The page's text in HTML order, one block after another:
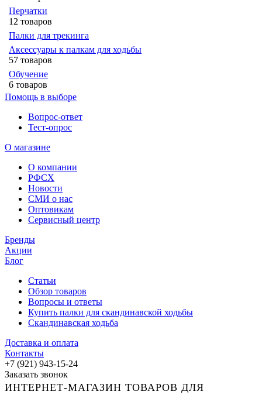
Перчатки
12 товаров
Палки для трекинга
Аксессуары к палкам для ходьбы
57 товаров
Обучение
6 товаров
Помощь в выборе
Вопрос-ответ
Тест-опрос
О магазине
О компании
РФСХ
Новости
СМИ о нас
Оптовикам
Сервисный центр
Бренды
Акции
Блог
Статьи
Обзор товаров
Вопросы и ответы
Купить палки для скандинавской ходьбы
Скандинавская ходьба
Доставка и оплата
Контакты
+7 (921) 943-15-24
Заказать звонок
ИНТЕРНЕТ-МАГАЗИН ТОВАРОВ ДЛЯ